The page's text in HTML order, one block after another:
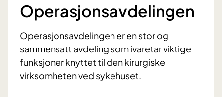
Operasjonsavdelingen
Operasjonsavdelingen er en stor og
sammensatt avdeling som ivaretar viktige
funksjoner knyttet til den kirurgiske
virksomheten ved sykehuset.